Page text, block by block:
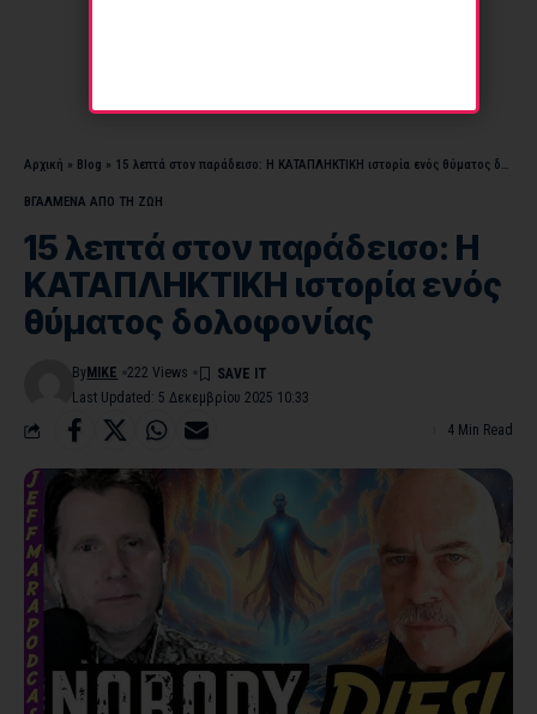
Αρχική » Blog » 15 λεπτά στον παράδεισο: Η ΚΑΤΑΠΛΗΚΤΙΚΗ ιστορία ενός θύματος δολοφονίας
ΒΓΑΛΜΕΝΑ ΑΠΟ ΤΗ ΖΩΗ
15 λεπτά στον παράδεισο: Η
ΚΑΤΑΠΛΗΚΤΙΚΗ ιστορία ενός
θύματος δολοφονίας
Last Updated: 5 Δεκεμβρίου 2025 10:33
By MIKE 222 Views
4 Min Read